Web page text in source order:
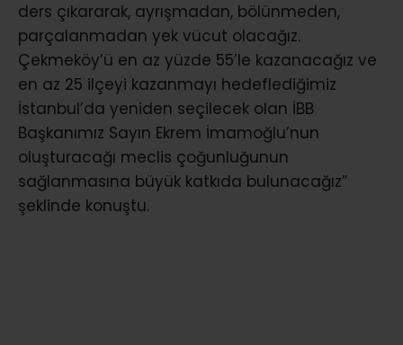
ders çıkararak, ayrışmadan, bölünmeden,
parçalanmadan yek vücut olacağız.
Çekmeköy’ü en az yüzde 55’le kazanacağız ve
en az 25 ilçeyi kazanmayı hedeflediğimiz
İstanbul’da yeniden seçilecek olan İBB
Başkanımız Sayın Ekrem İmamoğlu’nun
oluşturacağı meclis çoğunluğunun
sağlanmasına büyük katkıda bulunacağız”
şeklinde konuştu.